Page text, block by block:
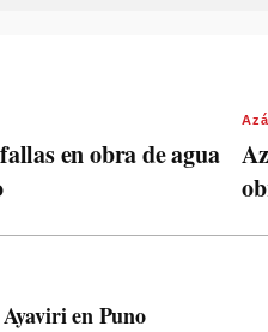
en obra de agua
en Puno